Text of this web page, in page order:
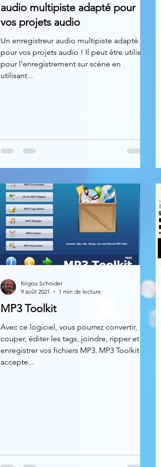
audio multipiste adapté pour
vos projets audio
Un enregistreur audio multipiste adapté
pour vos projets audio ! Il peut être utilisé
pour l'enregistrement sur scène en
utilisant...
MP3 Toolkit
Avec ce logiciel, vous pourrez convertir,
couper, éditer les tags, joindre, ripper et
enregistrer vos fichiers MP3. MP3 Toolkit
accepte...
Krigou Schnider
9 août 2021
1 min de lecture